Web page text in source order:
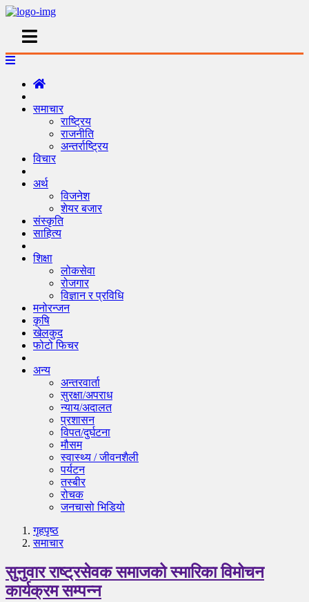
समाचार
राष्ट्रिय
राजनीति
अन्तर्राष्ट्रिय
विचार
अर्थ
विजनेश
शेयर बजार
संस्कृति
साहित्य
शिक्षा
लोकसेवा
रोजगार
विज्ञान र प्रविधि
मनोरन्जन
कृषि
खेलकुद
फोटो फिचर
अन्य
अन्तरवार्ता
सुरक्षा/अपराध
न्याय/अदालत
प्रशासन
विपत/दुर्घटना
मौसम
स्वास्थ्य / जीवनशैली
पर्यटन
तस्बीर
रोचक
जनचासो भिडियो
गृहपृष्‍ठ
समाचार
सुनुवार राष्ट्रसेवक समाजको स्मारिका विमोचन
कार्यक्रम सम्पन्न